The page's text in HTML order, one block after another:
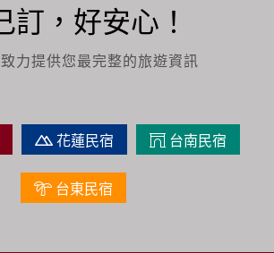
訂，好安心！
力提供您最完整的旅遊資訊
花蓮民宿 台南民宿
台東民宿